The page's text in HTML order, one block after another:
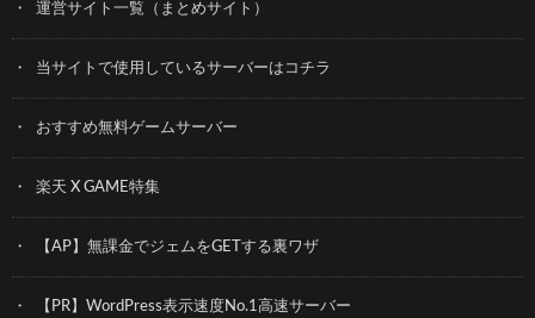
運営サイト一覧（まとめサイト）
当サイトで使用しているサーバーはコチラ
おすすめ無料ゲームサーバー
楽天 X GAME特集
【AP】無課金でジェムをGETする裏ワザ
【PR】WordPress表示速度No.1高速サーバー